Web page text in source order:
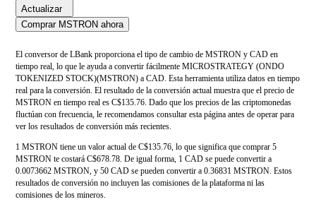
Actualizar
Comprar MSTRON ahora
El conversor de LBank proporciona el tipo de cambio de MSTRON y CAD en
tiempo real, lo que le ayuda a convertir fácilmente MICROSTRATEGY (ONDO
TOKENIZED STOCK)(MSTRON) a CAD. Esta herramienta utiliza datos en tiempo
real para la conversión. El resultado de la conversión actual muestra que el precio de
MSTRON en tiempo real es C$135.76. Dado que los precios de las criptomonedas
fluctúan con frecuencia, le recomendamos consultar esta página antes de operar para
ver los resultados de conversión más recientes.
1 MSTRON tiene un valor actual de C$135.76, lo que significa que comprar 5
MSTRON te costará C$678.78. De igual forma, 1 CAD se puede convertir a
0.0073662 MSTRON, y 50 CAD se pueden convertir a 0.36831 MSTRON. Estos
resultados de conversión no incluyen las comisiones de la plataforma ni las
comisiones de los mineros.